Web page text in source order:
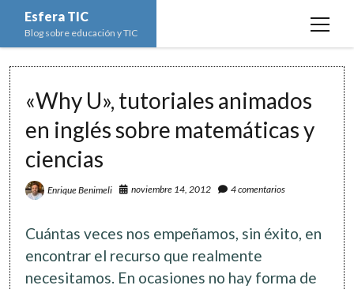
Esfera TIC
Blog sobre educación y TIC
open
Educación y TIC open
Actualidad
Escuela de padres
Espacios
Lectura
Asignaturas
open
Ciencias Naturales
Ed. Plástica y Visual
Historia del Arte
Lengua
Informática open
Imagen digital
menu
Bases de datos
Hoja de cálculo
Programación
Redes de ordenadores
Matemáticas open
Geometría
twitterfacebookinstagram
youtube
«Why U», tutoriales animados
en inglés sobre matemáticas y
ciencias
Enrique Benimeli noviembre 14, 2012 4 comentarios
Cuántas veces nos empeñamos, sin éxito, en
encontrar el recurso que realmente
necesitamos. En ocasiones no hay forma de